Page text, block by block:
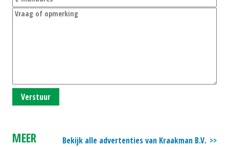
Verstuur
Bekijk alle advertenties van Kraakman B.V.
MEER